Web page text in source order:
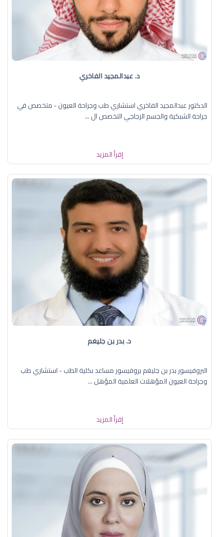
د. عبدالمجيد الفاخري
الدكتور عبدالمجيد الفاخري استشاري طب وجراحة العيون - متخصص في
جراحة الشبكية والجسم الزجاجي التخصص ال ...
إقرأ المزيد
د. بدر بن جليغم
البروفيسور بدر بن جليغم بروفيسور مساعد بكلية الطب - استشاري طب
وجراحة العيون المؤهلات العلمية المؤهل ...
إقرأ المزيد